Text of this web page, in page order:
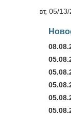
вт, 05/